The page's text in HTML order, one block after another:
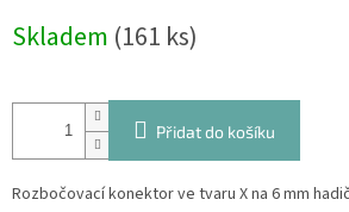
cena:
Skladem (161 ks)
Přidat do košíku
Rozbočovací konektor ve tvaru X na 6 mm